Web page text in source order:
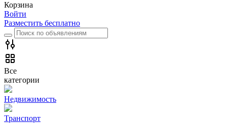
Корзина
Войти
Разместить бесплатно
Все
категории
Недвижимость
Транспорт